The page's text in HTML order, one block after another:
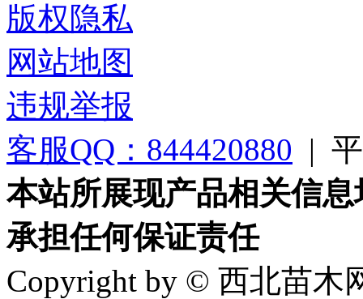
版权隐私
网站地图
违规举报
客服QQ：844420880 |
本站所展现产品相关信
承担任何保证责任
Copyright by © 西北苗木